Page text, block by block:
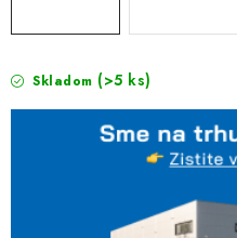
Skladom (>5 ks)